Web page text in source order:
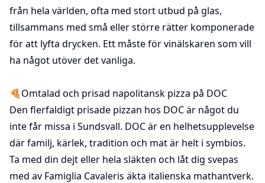
från hela världen, ofta med stort utbud på glas,
tillsammans med små eller större rätter komponerade
för att lyfta drycken. Ett måste för vinälskaren som vill
ha något utöver det vanliga.
🍕Omtalad och prisad napolitansk pizza på DOC
Den flerfaldigt prisade pizzan hos DOC är något du
inte får missa i Sundsvall. DOC är en helhetsupplevelse
där familj, kärlek, tradition och mat är helt i symbios.
Ta med din dejt eller hela släkten och låt dig svepas
med av Famiglia Cavaleris äkta italienska mathantverk.